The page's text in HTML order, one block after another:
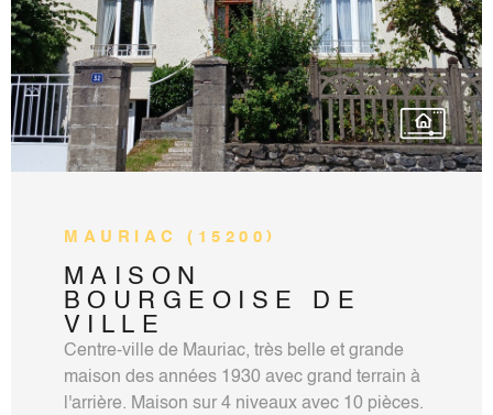
MAURIAC (15200)
MAISON
BOURGEOISE DE
VILLE
Centre-ville de Mauriac, très belle et grande
maison des années 1930 avec grand terrain à
l'arrière. Maison sur 4 niveaux avec 10 pièces.